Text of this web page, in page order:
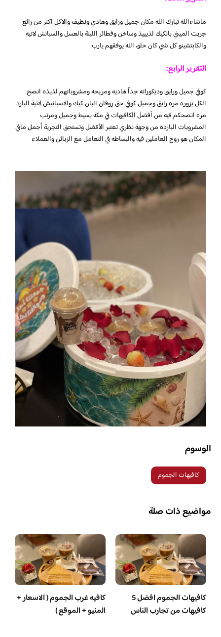
ماشاءالله تبارك الله مكان جميل ورايق وهادي ونظيف والاكل اكثر من رائع
جربت الميني بانكيك لذيييذ وساخن وفطائر اللبنة بالعسل والسبانش لاتيه
والكابتشينو كل شي كان حلو، الله يوفقهم يارب
التقرير الرابع:
كوفي جميل ورايق وديكوراته جداً هاديه ومريحه ومشروباتهم لذيذه انصح
الكل يزوره مره رايق وجميل كوفي حق روقان البان كيك والاسبانيش لاتية البارد
مره انصحكم فيه من أفضل الكافيهات في مكة بسيط وجميل ومرتب
المشروبات الباردة من وجهة نظري تعتبر الأفضل وتستحق التجربة أجمل مافي
المكان هو روح العاملين فيه والبساطه في التعامل مع الزبائن والعملاء
الوسوم
كافيهات الجموم
مواضيع ذات صلة
كافيهات الجموم افضل 5
كافيهات من تجارب الناس
كافيه غرب الجموم ( الاسعار +
المنيو + الموقع )